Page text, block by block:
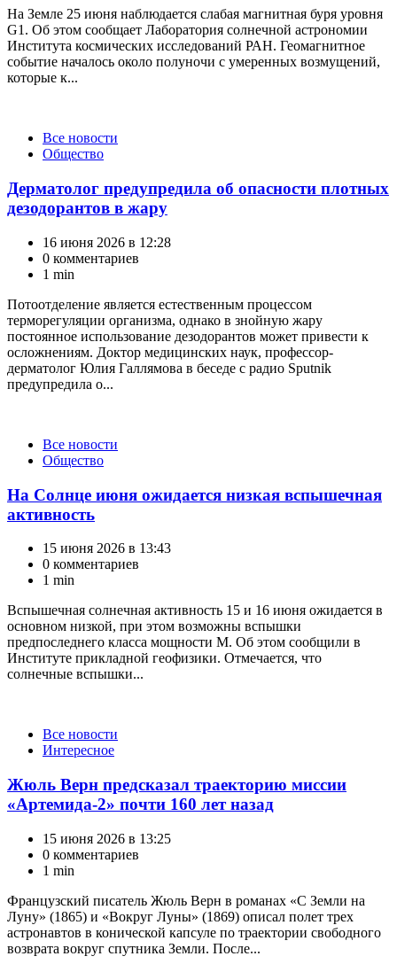
На Земле 25 июня наблюдается слабая магнитная буря уровня
G1. Об этом сообщает Лаборатория солнечной астрономии
Института космических исследований РАН. Геомагнитное
событие началось около полуночи с умеренных возмущений,
которые к...
КатегорииВсе новости
Общество
Дерматолог предупредила об опасности плотных
дезодорантов в жару
16 июня 2026 в 12:28
0 комментариев
1 min
Потоотделение является естественным процессом
терморегуляции организма, однако в знойную жару
постоянное использование дезодорантов может привести к
осложнениям. Доктор медицинских наук, профессор-
дерматолог Юлия Галлямова в беседе с радио Sputnik
предупредила о...
КатегорииВсе новости
Общество
На Солнце июня ожидается низкая вспышечная
активность
15 июня 2026 в 13:43
0 комментариев
1 min
Вспышечная солнечная активность 15 и 16 июня ожидается в
основном низкой, при этом возможны вспышки
предпоследнего класса мощности M. Об этом сообщили в
Институте прикладной геофизики. Отмечается, что
солнечные вспышки...
КатегорииВсе новости
Интересное
Жюль Верн предсказал траекторию миссии
«Артемида-2» почти 160 лет назад
15 июня 2026 в 13:25
0 комментариев
1 min
Французский писатель Жюль Верн в романах «С Земли на
Луну» (1865) и «Вокруг Луны» (1869) описал полет трех
астронавтов в конической капсуле по траектории свободного
возврата вокруг спутника Земли. После...